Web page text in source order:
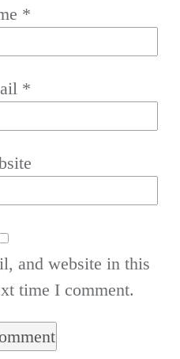
*
*
and website in this
time I comment.